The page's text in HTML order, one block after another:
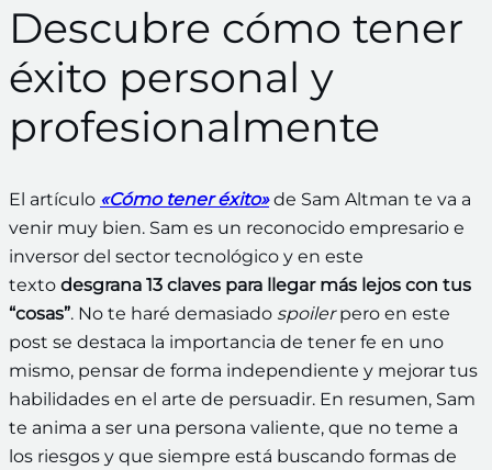
Descubre cómo tener
éxito personal y
profesionalmente
El artículo «Cómo tener éxito»de Sam Altman te va a
venir muy bien. Sam es un reconocido empresario e
inversor del sector tecnológico y en este
texto desgrana 13 claves para llegar más lejos con tus
“cosas”. No te haré demasiado spoilerpero en este
post se destaca la importancia de tener fe en uno
mismo, pensar de forma independiente y mejorar tus
habilidades en el arte de persuadir. En resumen, Sam
te anima a ser una persona valiente, que no teme a
los riesgos y que siempre está buscando formas de